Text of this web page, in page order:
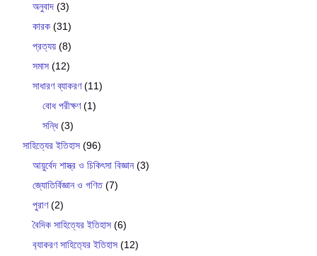
অনুবাদ (3)
কারক (31)
প্রত্যয় (8)
সমাস (12)
সাধারণ ব্যাকরণ(11)
বোধ পরীক্ষণ(1)
সন্ধি(3)
সাহিত্যের ইতিহাস (96)
আয়ুর্বেদ শাস্ত্র ও চিকিৎসা বিজ্ঞান(3)
জ্যোতির্বিজ্ঞান ও গণিত(7)
পুরাণ(2)
বৈদিক সাহিত্যের ইতিহাস (6)
ব‍্যাকরণ সাহিত‍্যের ইতিহাস (12)